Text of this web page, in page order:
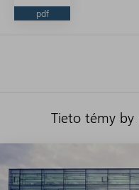
pdf
Tieto témy by